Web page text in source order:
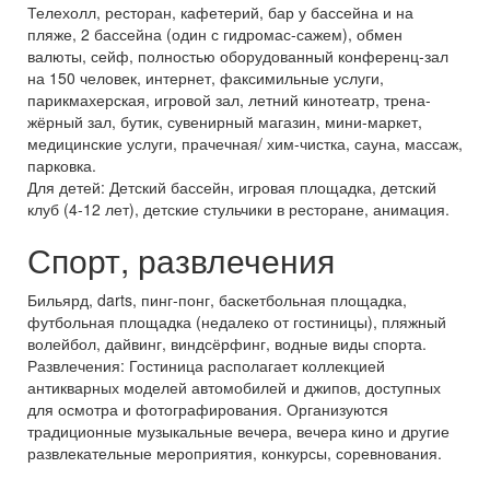
Телехолл, ресторан, кафетерий, бар у бассейна и на
пляже, 2 бассейна (один с гидромас-сажем), обмен
валюты, сейф, полностью оборудованный конференц-зал
на 150 человек, интернет, факсимильные услуги,
парикмахерская, игровой зал, летний кинотеатр, трена-
жёрный зал, бутик, сувенирный магазин, мини-маркет,
медицинские услуги, прачечная/ хим-чистка, сауна, массаж,
парковка.
Для детей: Детский бассейн, игровая площадка, детский
клуб (4-12 лет), детские стульчики в ресторане, анимация.
Спорт, развлечения
Бильярд, darts, пинг-понг, баскетбольная площадка,
футбольная площадка (недалеко от гостиницы), пляжный
волейбол, дайвинг, виндсёрфинг, водные виды спорта.
Развлечения: Гостиница располагает коллекцией
антикварных моделей автомобилей и джипов, доступных
для осмотра и фотографирования. Организуются
традиционные музыкальные вечера, вечера кино и другие
развлекательные мероприятия, конкурсы, соревнования.